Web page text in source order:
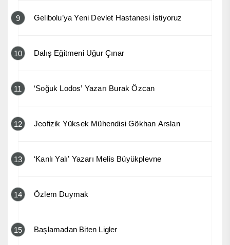
9 Gelibolu’ya Yeni Devlet Hastanesi İstiyoruz
10 Dalış Eğitmeni Uğur Çınar
11 ‘Soğuk Lodos’ Yazarı Burak Özcan
12 Jeofizik Yüksek Mühendisi Gökhan Arslan
13 ‘Kanlı Yalı’ Yazarı Melis Büyükplevne
14 Özlem Duymak
15 Başlamadan Biten Ligler